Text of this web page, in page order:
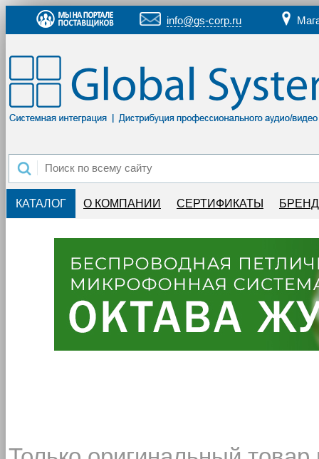
info@gs-corp.ru
КАТАЛОГ О КОМПАНИИ СЕРТИФИКАТЫ